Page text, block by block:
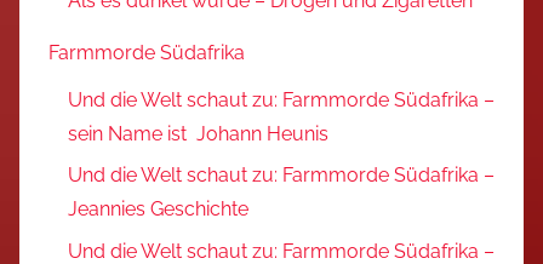
Farmmorde Südafrika
Und die Welt schaut zu: Farmmorde Südafrika –
sein Name ist Johann Heunis
Und die Welt schaut zu: Farmmorde Südafrika –
Jeannies Geschichte
Und die Welt schaut zu: Farmmorde Südafrika –